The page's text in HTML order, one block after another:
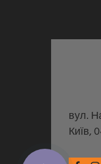
вул.
Київ,